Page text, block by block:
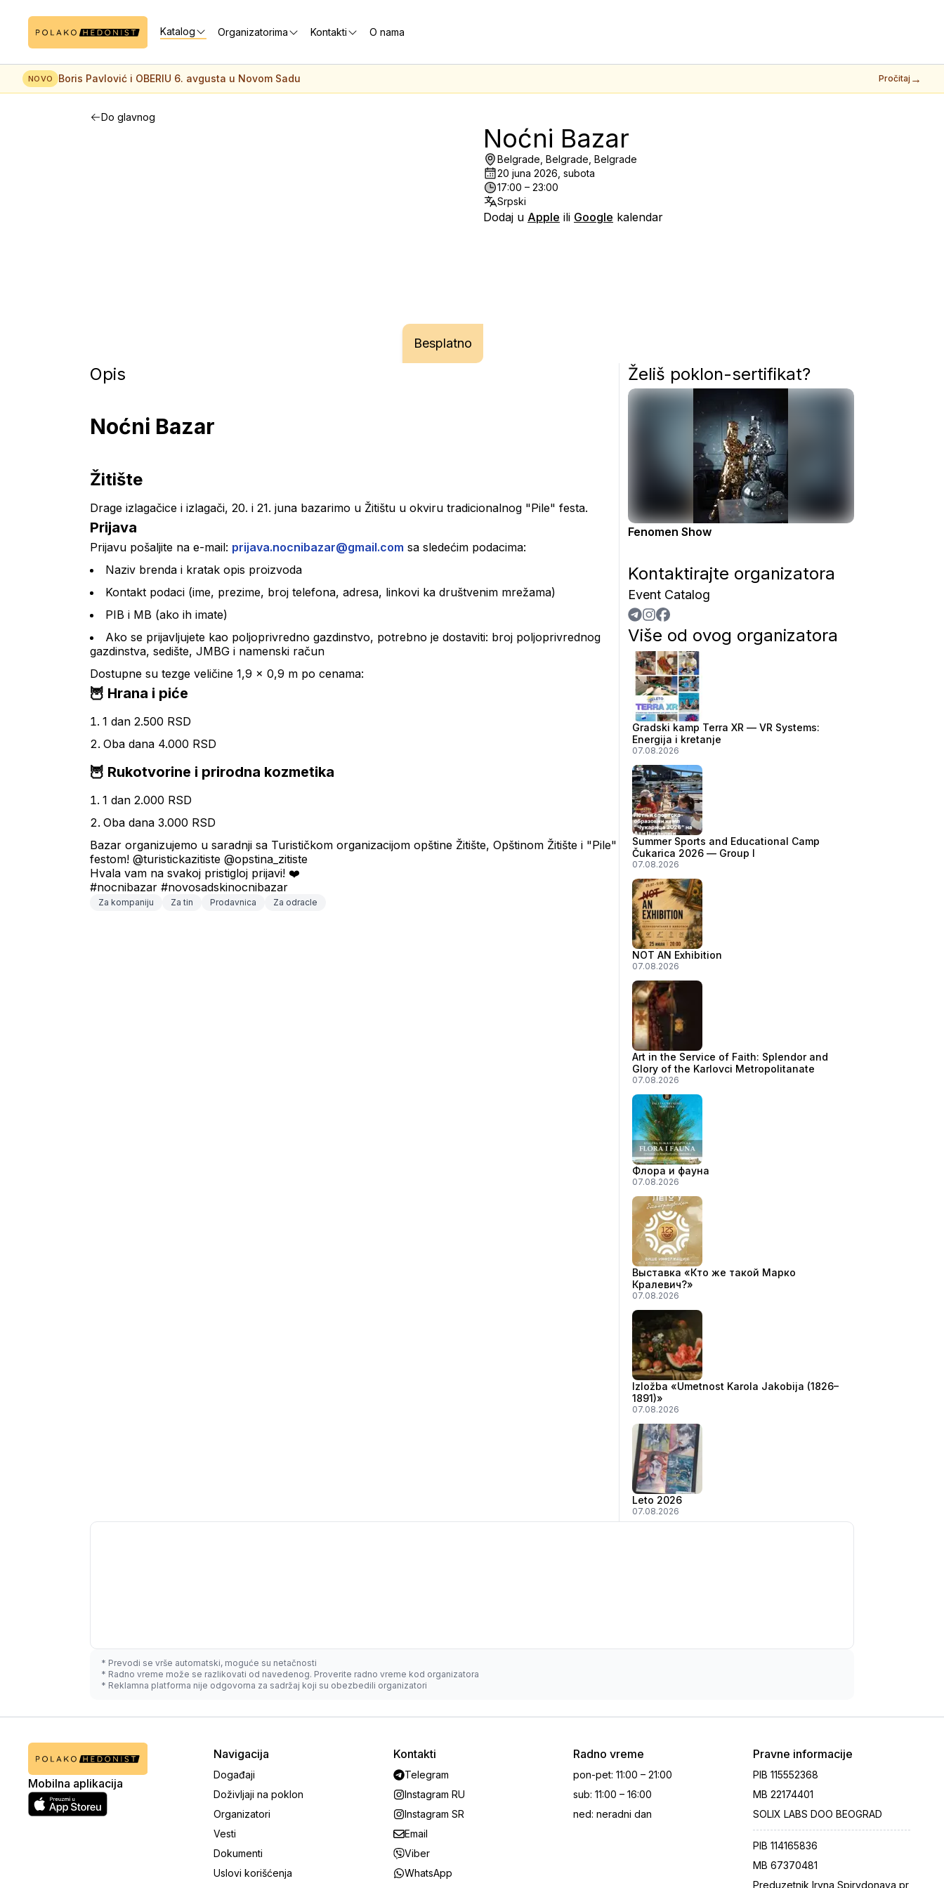
Katalog Organizatorima Kontakti O nama
NOVO Boris Pavlović i OBERIU 6. avgusta u Novom Sadu Pročitaj →
Do glavnog
Besplatno
Noćni Bazar
Belgrade, Belgrade, Belgrade
20 juna 2026, subota
17:00 – 23:00
Srpski
Dodaj u Apple ili Google kalendar
Opis
Noćni Bazar
Žitište
Drage izlagačice i izlagači, 20. i 21. juna bazarimo u Žitištu u okviru tradicionalnog "Pile" festa.
Prijava
Prijavu pošaljite na e-mail: prijava.nocnibazar@gmail.com sa sledećim podacima:
Naziv brenda i kratak opis proizvoda
Kontakt podaci (ime, prezime, broj telefona, adresa, linkovi ka društvenim mrežama)
PIB i MB (ako ih imate)
Ako se prijavljujete kao poljoprivredno gazdinstvo, potrebno je dostaviti: broj poljoprivrednog
gazdinstva, sedište, JMBG i namenski račun
Dostupne su tezge veličine 1,9 x 0,9 m po cenama:
🦉 Hrana i piće
1 dan 2.500 RSD
Oba dana 4.000 RSD
🦉 Rukotvorine i prirodna kozmetika
1 dan 2.000 RSD
Oba dana 3.000 RSD
Bazar organizujemo u saradnji sa Turističkom organizacijom opštine Žitište, Opštinom Žitište i "Pile"
festom! @turistickazitiste @opstina_zitiste
Hvala vam na svakoj pristigloj prijavi! ❤️
#nocnibazar #novosadskinocnibazar
Za kompaniju Za tin Prodavnica Za odracle
Želiš poklon-sertifikat?
Fenomen Show
Kontaktirajte organizatora
Event Catalog
Više od ovog organizatora
Gradski kamp Terra XR — VR Systems:
Energija i kretanje
07.08.2026
Summer Sports and Educational Camp
Čukarica 2026 — Group I
07.08.2026
NOT AN Exhibition
07.08.2026
Art in the Service of Faith: Splendor and
Glory of the Karlovci Metropolitanate
07.08.2026
Флора и фауна
07.08.2026
Выставка «Кто же такой Марко
Кралевич?»
07.08.2026
Izložba «Umetnost Karola Jakobija (1826–
1891)»
07.08.2026
Leto 2026
07.08.2026
* Prevodi se vrše automatski, moguće su netačnosti
* Radno vreme može se razlikovati od navedenog. Proverite radno vreme kod organizatora
* Reklamna platforma nije odgovorna za sadržaj koji su obezbedili organizatori
Mobilna aplikacija
Navigacija
Događaji
Doživljaji na poklon
Organizatori
Vesti
Dokumenti
Uslovi korišćenja
Kontakti
Telegram
Instagram RU
Instagram SR
Email
Viber
WhatsApp
Radno vreme
pon-pet: 11:00 – 21:00
sub: 11:00 – 16:00
ned: neradni dan
Pravne informacije
PIB 115552368
MB 22174401
SOLIX LABS DOO BEOGRAD
PIB 114165836
MB 67370481
Preduzetnik Iryna Spirydonava pr